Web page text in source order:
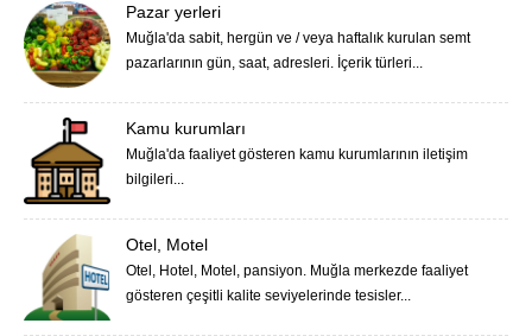
Pazar yerleri
Muğla'da sabit, hergün ve / veya haftalık kurulan semt
pazarlarının gün, saat, adresleri. İçerik türleri...
Kamu kurumları
Muğla'da faaliyet gösteren kamu kurumlarının iletişim
bilgileri...
Otel, Motel
Otel, Hotel, Motel, pansiyon. Muğla merkezde faaliyet
gösteren çeşitli kalite seviyelerinde tesisler...